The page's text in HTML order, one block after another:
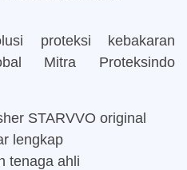
proteksi kebakaran
Mitra Proteksindo
STARVVO original
lengkap
tenaga ahli